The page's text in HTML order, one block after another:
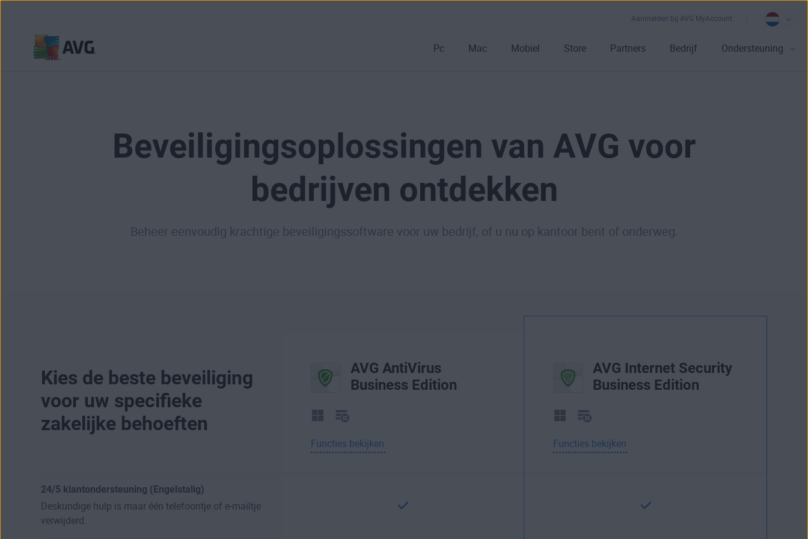
Aanmelden bij AVG MyAccount
Pc Mac Mobiel Store Partners Bedrijf Ondersteuning
Beveiligingsoplossingen van AVG voor
bedrijven ontdekken
Beheer eenvoudig krachtige beveiligingssoftware voor uw bedrijf, of u nu op kantoor bent of onderweg.
Kies de beste beveiliging
voor uw specifieke
zakelijke behoeften
AVG AntiVirus
Business Edition
Functies bekijken
AVG Internet Security
Business Edition
Functies bekijken
24/5 klantondersteuning (Engelstalig)
Deskundige hulp is maar één telefoontje of e-mailtje
verwijderd.